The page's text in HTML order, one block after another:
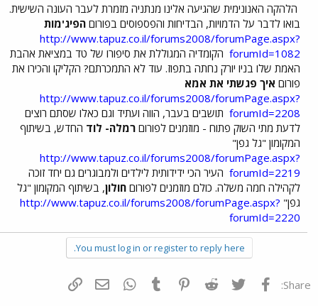
הלהקה האנונימית שהגיעה אלינו מנתניה מזמרת לעבר העונה השישית.
בואו לדבר על הדמויות, הבדיחות והפספוסים בפורום הפיג'מות
http://www.tapuz.co.il/forums2008/forumPage.aspx?
forumId=1082 הקומדיה המגוללת את סיפורו של טד במציאת אהבת
האמת שלו בניו יורק נחתה בתפוז. עוד לא התמכרתם? הקליקו והכירו את
פורום איך פגשתי את אמא
http://www.tapuz.co.il/forums2008/forumPage.aspx?
forumId=2208 תושבים בעבר, הווה ועתיד וגם כאלו שסתם רוצים
לדעת מתי השוק פתוח - מוזמנים לפורום רמלה- לוד החדש, בשיתוף
המקומון "גל גפן"
http://www.tapuz.co.il/forums2008/forumPage.aspx?
forumId=2219 העיר הכי ידידותית לילדים ולמבוגרים גם יחד זוכה
לקהילה חמה משלה. כולם מוזמנים לפורום חולון, בשיתוף המקומון "גל
גפן" http://www.tapuz.co.il/forums2008/forumPage.aspx?
forumId=2220
You must log in or register to reply here.
Share: פייסבוק Twitter
Reddit
Pinterest
Tumblr
WhatsAppדואר אלקטרוני